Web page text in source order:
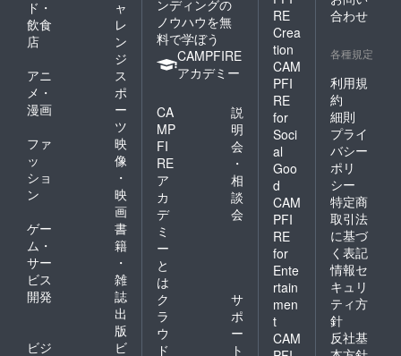
ド・
飲食
店
ャ
レ
ン
ジ
アニ
メ・
漫画
ス
ポ
ー
ツ
ファ
ッ
ショ
ン
映
像
・
映
画
ゲー
ム・
サー
ビス
開発
書
籍
・
雑
誌
出
版
ビジ
ビ
ンディングの
ノウハウを無
料で学ぼう
CAMPFIRE
アカデミー
CA
MP
FI
RE
ア
カ
デ
ミ
ー
と
は
説
明
会
・
相
談
会
ク
ラ
ウ
ド
サ
ポ
ー
ト
RE
Crea
tion
CAM
PFI
RE
for
Soci
al
Goo
d
CAM
PFI
RE
for
Ente
rtain
men
t
CAM
合わせ
各種規定
利用規
約
細則
プライ
バシー
ポリ
シー
特定商
取引法
に基づ
く表記
情報セ
キュリ
ティ方
針
反社基